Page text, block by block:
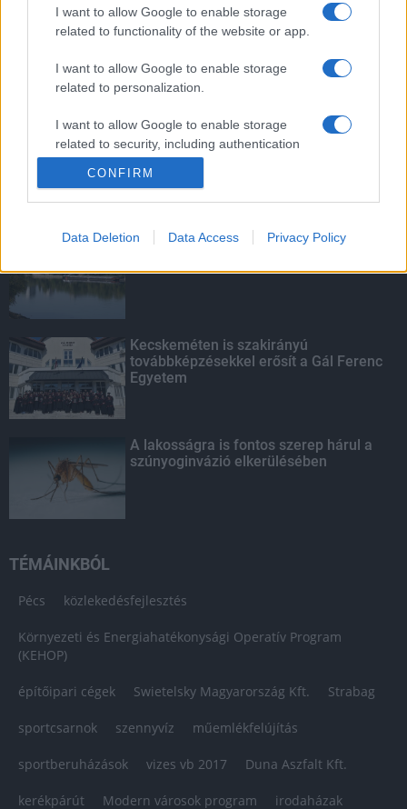
I want to allow Google to enable storage
related to functionality of the website or app.
I want to allow Google to enable storage
related to personalization.
I want to allow Google to enable storage
related to security, including authentication
functionality and fraud prevention, and other
user protection.
CONFIRM
Data Deletion Data Access Privacy Policy
mentettek a sásdi tűzoltók
Mit lát és mit lát nem a VÉDA?
Megérkezett az eső a Duna
Kecskeméten is szakirányú
továbbképzésekkel erősít a Gál Ferenc
Egyetem
A lakosságra is fontos szerep hárul a
szúnyoginvázió elkerülésében
TÉMÁINKBÓL
Pécs közlekedésfejlesztés
Környezeti és Energiahatékonysági Operatív Program
(KEHOP)
építőipari cégek Swietelsky Magyarország Kft. Strabag
sportcsarnok szennyvíz műemlékfelújítás
sportberuházások vizes vb 2017 Duna Aszfalt Kft.
kerékpárút Modern városok program irodaházak